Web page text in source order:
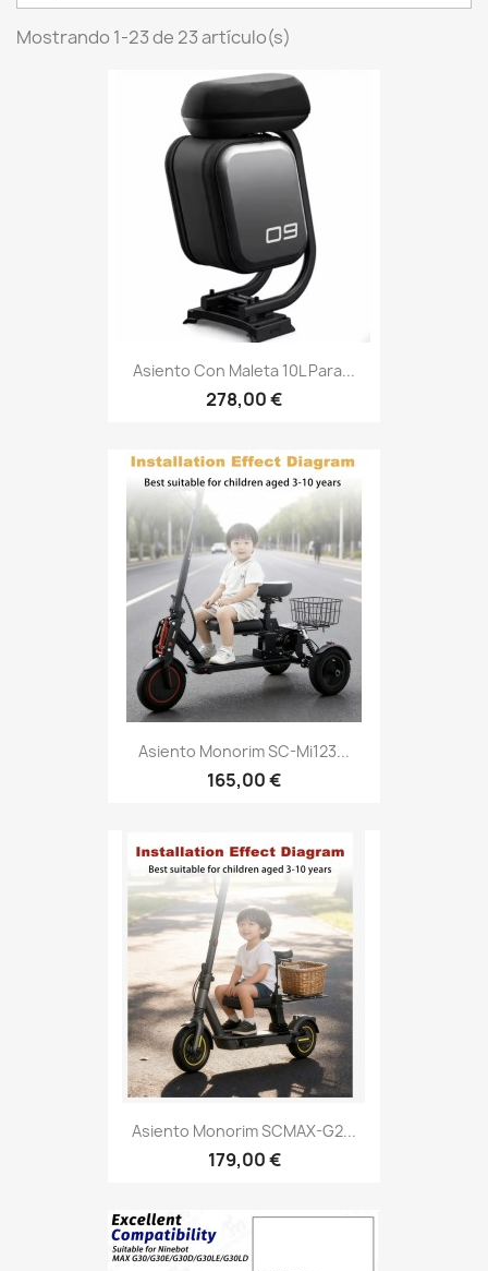
Mostrando 1-23 de 23 artículo(s)
Asiento Con Maleta 10L Para...
278,00 €
Asiento Monorim SC-Mi123...
165,00 €
Asiento Monorim SCMAX-G2...
179,00 €